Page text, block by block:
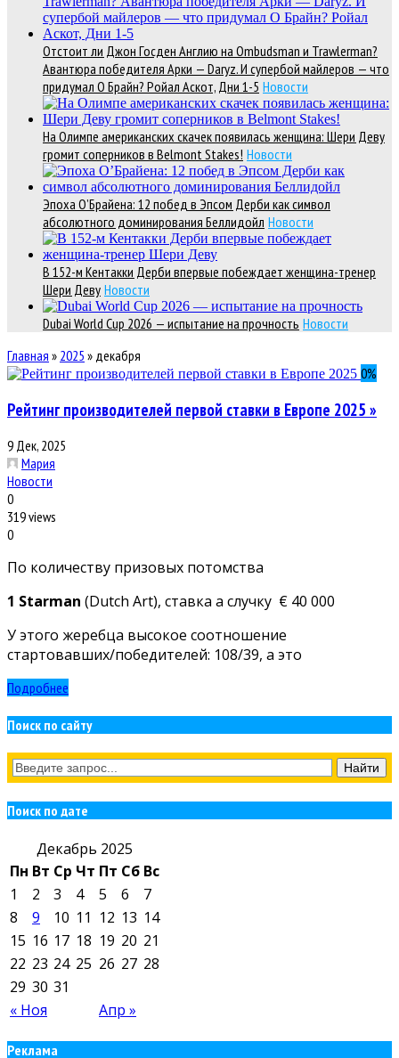
Отстоит ли Джон Госден Англию на Ombudsman и Trawlerman?
Авантюра победителя Арки — Daryz. И супербой майлеров — что
придумал О Брайн? Ройал Аскот, Дни 1-5 Новости
На Олимпе американских скачек появилась женщина: Шери Деву
громит соперников в Belmont Stakes! Новости
Эпоха О’Брайена: 12 побед в Эпсом Дерби как символ
абсолютного доминирования Беллидойл Новости
В 152-м Кентакки Дерби впервые побеждает женщина-тренер
Шери Деву Новости
Dubai World Cup 2026 — испытание на прочность Новости
Главная » 2025 » декабря
0%
Рейтинг производителей первой ставки в Европе 2025 »
9 Дек, 2025
Мария
Новости
0
319 views
0
По количеству призовых потомства
1 Starman (Dutch Art), ставка а случку € 40 000
У этого жеребца высокое соотношение
стартовавших/победителей: 108/39, а это
Подробнее
Поиск по сайту
Поиск по дате
Декабрь 2025
Пн Вт Ср Чт Пт Сб Вс
« Ноя Апр »
1 2 3 4 5 6
7
8
9 10 11 12 13 14
15 16 17 18 19 20 21
22 23 24 25 26 27 28
29 30 31
Реклама